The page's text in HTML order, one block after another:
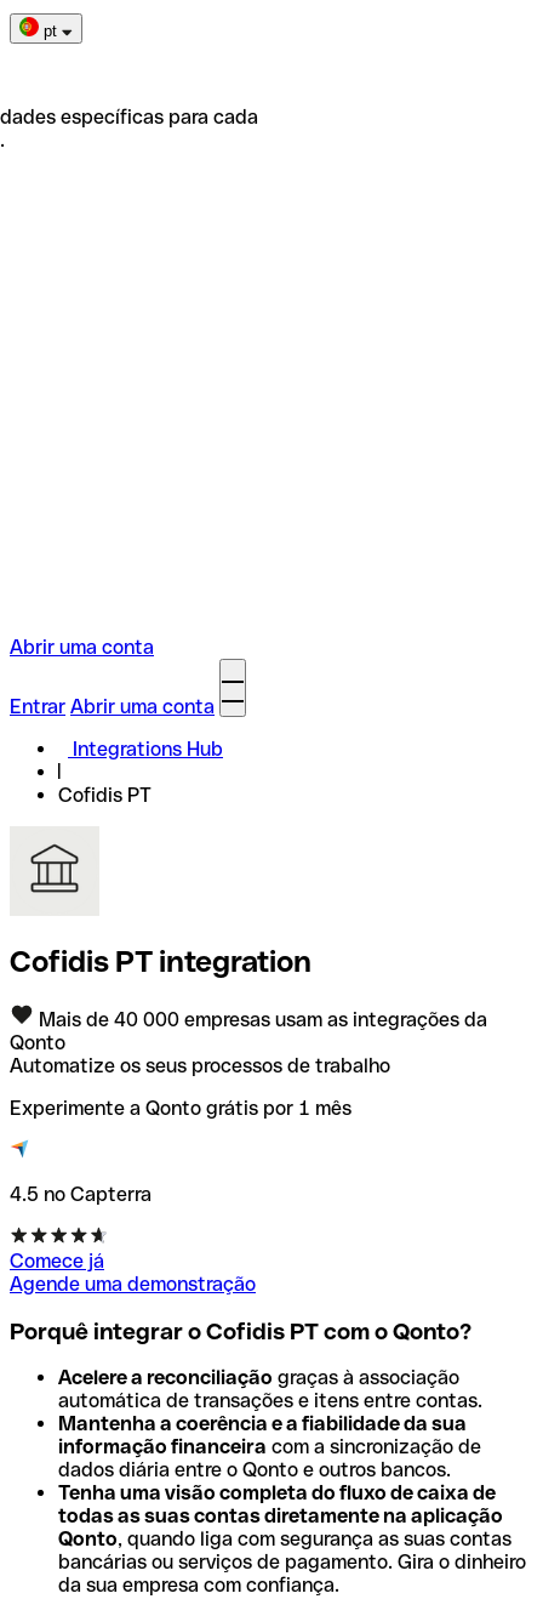
pt
específicas para cada
Abrir uma conta
Entrar Abrir uma conta
Integrations Hub
Cofidis PT
Cofidis PT integration
Mais de 40 000 empresas usam as integrações da
Qonto
Automatize os seus processos de trabalho
Experimente a Qonto grátis por 1 mês
4.5 no Capterra
Comece já
Agende uma demonstração
Porquê integrar o Cofidis PT com o Qonto?
Acelere a reconciliação graças à associação
automática de transações e itens entre contas.
Mantenha a coerência e a fiabilidade da sua
informação financeira com a sincronização de
dados diária entre o Qonto e outros bancos.
Tenha uma visão completa do fluxo de caixa de
todas as suas contas diretamente na aplicação
Qonto, quando liga com segurança as suas contas
bancárias ou serviços de pagamento. Gira o dinheiro
da sua empresa com confiança.